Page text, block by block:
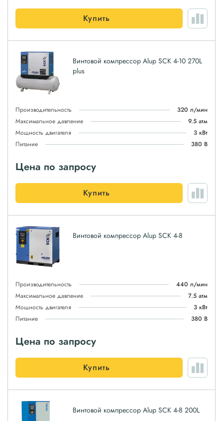
Купить
Винтовой компрессор Alup SCK 4-10 270L
plus
Производительность
320 л/мин
Максимальное давление
9.5 атм
Мощность двигателя
3 кВт
Питание
380 В
Цена по запросу
Купить
Винтовой компрессор Alup SCK 4-8
Производительность
440 л/мин
Максимальное давление
7.5 атм
Мощность двигателя
3 кВт
Питание
380 В
Цена по запросу
Купить
Винтовой компрессор Alup SCK 4-8 200L